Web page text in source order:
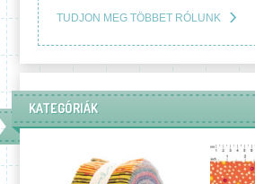
TUDJON MEG TÖBBET RÓLUNK
KATEGÓRIÁK